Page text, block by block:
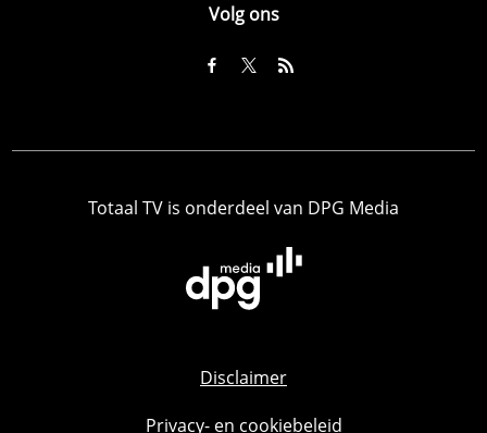
Volg ons
Totaal TV is onderdeel van DPG Media
Disclaimer
Privacy- en cookiebeleid